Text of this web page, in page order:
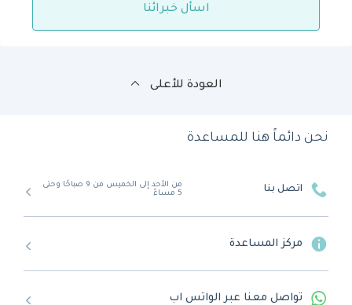
اسأل خبرائنا
العودة للأعلى
نحن دائماً هنا للمساعدة
اتصل بنا
من الأحد إلى الخميس من 9 صباحًا وحتى
5 مساءً
مركز المساعدة
تواصل معنا عبر الواتس اب